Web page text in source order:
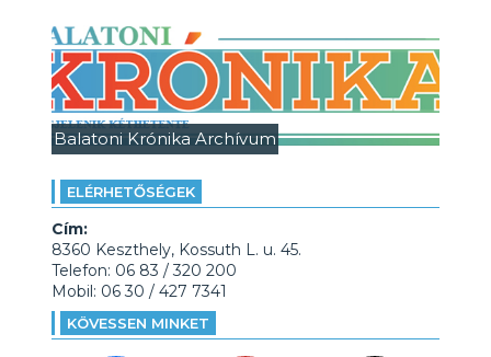
Balatoni Krónika Archívum
ELÉRHETŐSÉGEK
Cím:
8360 Keszthely, Kossuth L. u. 45.
Telefon: 06 83 / 320 200
Mobil: 06 30 / 427 7341
KÖVESSEN MINKET